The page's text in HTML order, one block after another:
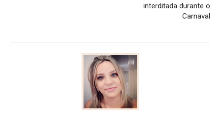
interditada durante o
Carnaval